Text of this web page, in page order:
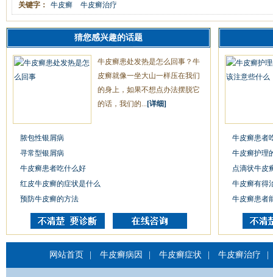
关键字： 牛皮癣 牛皮癣治疗
猜您感兴趣的话题
牛皮癣患处发热是怎么回事？牛
皮癣就像一坐大山一样压在我们
的身上，如果不想点办法摆脱它
的话，我们的... [详细]
脓包性银屑病
寻常型银屑病
牛皮癣患者吃什么好
红皮牛皮癣的症状是什么
预防牛皮癣的方法
牛皮癣患者
牛皮癣护理
点滴状牛皮
牛皮癣有得
牛皮癣患者
网站首页 牛皮癣病因 牛皮癣症状 牛皮癣治疗